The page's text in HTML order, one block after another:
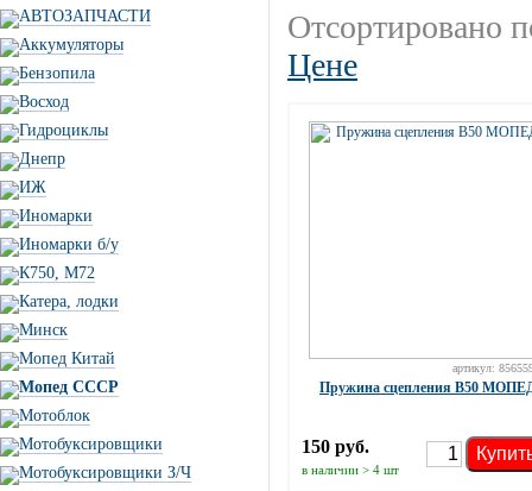
АВТОЗАПЧАСТИ
Аккумуляторы
Бензопила
Восход
Гидроциклы
Днепр
ИЖ
Иномарки
Иномарки б/у
К750, М72
Катера, лодки
Минск
Мопед Китай
Мопед СССР
Мотоблок
Мотобуксировщики
Мотобуксировщики З/Ч
Отсортировано
Цене
артикул:
Пружина сцепления В50
150 руб.
в наличии > 4 шт